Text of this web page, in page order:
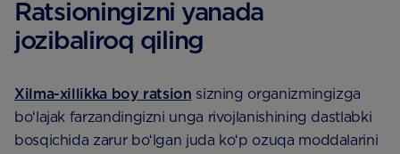
Ratsioningizni yanada
jozibaliroq qiling
Xilma-xillikka boy ratsion sizning organizmingizga
boʻlajak farzandingizni unga rivojlanishining dastlabki
bosqichida zarur boʻlgan juda koʻp ozuqa moddalarini